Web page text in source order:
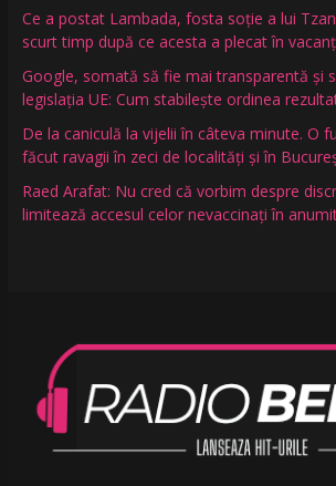
Ce a postat Lambada, fosta soție a lui
scurt timp după ce acesta a plecat în
Google, somată să fie mai transparentă și
legislația UE: Cum stabilește ordinea
De la caniculă la vijelii în câteva minute. O
făcut ravagii în zeci de localități și în
Raed Arafat: Nu cred că vorbim despre
limitează accesul celor nevaccinați în